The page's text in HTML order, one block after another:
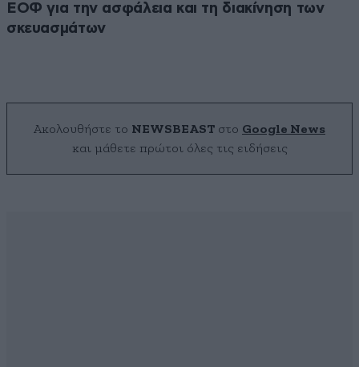
ΕΟΦ για την ασφάλεια και τη διακίνηση των
σκευασμάτων
Ακολουθήστε το NEWSBEAST στο Google News
και μάθετε πρώτοι όλες τις ειδήσεις